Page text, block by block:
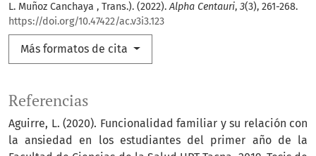
L. Muñoz Canchaya , Trans.). (2022).Alpha Centauri, 3(3), 261-268.
https://doi.org/10.47422/ac.v3i3.123
Más formatos de cita
Referencias
Aguirre, L. (2020). Funcionalidad familiar y su relación con
la ansiedad en los estudiantes del primer año de la